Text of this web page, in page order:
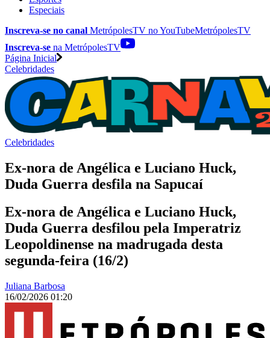
Especiais
Inscreva-se no canal MetrópolesTV noYouTubeMetrópolesTV
Inscreva-se na MetrópolesTV
Página Inicial
Celebridades
Celebridades
Ex-nora de Angélica e Luciano Huck,
Duda Guerra desfila na Sapucaí
Ex-nora de Angélica e Luciano Huck,
Duda Guerra desfilou pela Imperatriz
Leopoldinense na madrugada desta
segunda-feira (16/2)
Juliana Barbosa
16/02/2026 01:20